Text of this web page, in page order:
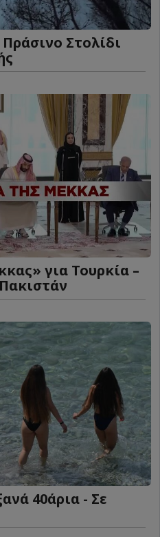
Στολίδι
για Τουρκία –
40άρια - Σε